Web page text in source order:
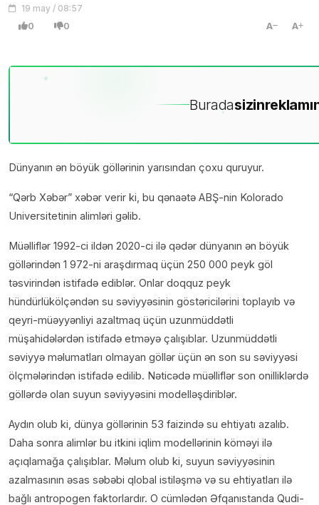
19 may / 08:57
0 0 A A
Buradasizin
Dünyanın ən böyük göllərinin yarısından çoxu quruyur.
“Qərb Xəbər” xəbər verir ki, bu qənaətə ABŞ-nin Kolorado
Universitetinin alimləri gəlib.
Müəlliflər 1992-ci ildən 2020-ci ilə qədər dünyanın ən böyük
göllərindən 1 972-ni araşdırmaq üçün 250 000 peyk göl
təsvirindən istifadə ediblər. Onlar doqquz peyk
hündürlükölçəndən su səviyyəsinin göstəricilərini toplayıb və
qeyri-müəyyənliyi azaltmaq üçün uzunmüddətli
müşahidələrdən istifadə etməyə çalışıblar. Uzunmüddətli
səviyyə məlumatları olmayan göllər üçün ən son su səviyyəsi
ölçmələrindən istifadə edilib. Nəticədə müəlliflər son onilliklərdə
göllərdə olan suyun səviyyəsini modelləşdiriblər.
Aydın olub ki, dünya göllərinin 53 faizində su ehtiyatı azalıb.
Daha sonra alimlər bu itkini iqlim modellərinin köməyi ilə
açıqlamağa çalışıblar. Məlum olub ki, suyun səviyyəsinin
azalmasının əsas səbəbi qlobal istiləşmə və su ehtiyatları ilə
bağlı antropogen faktorlardır. O cümlədən Əfqanıstanda Qudi-